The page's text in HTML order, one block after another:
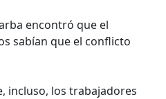
encontró que el
sabían que el conflicto
incluso, los trabajadores